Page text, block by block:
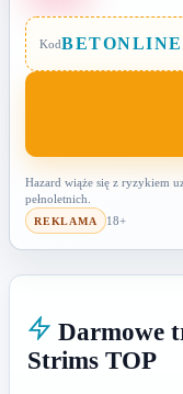
KodBETONLINE
Hazard wiąże się z ryzykiem
pełnoletnich.
REKLAMA 18+
Darmowe
Strims TOP